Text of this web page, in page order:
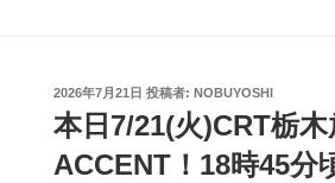
投
日:
2026年7月21日 投稿者: NOBUYOSHI
本日7/21(火)CRT栃木
ACCENT！18時45分